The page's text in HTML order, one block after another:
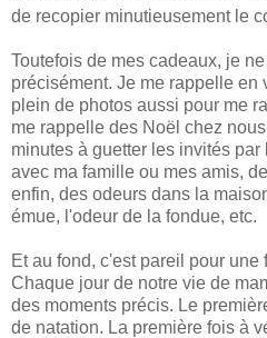
de recopier minutieusement le
Toutefois de mes cadeaux, je
précisément. Je me rappelle en
plein de photos aussi pour me
me rappelle des Noël chez
minutes à guetter les invités par
avec ma famille ou mes amis,
enfin, des odeurs dans la
émue, l'odeur de la fondue, etc.
Et au fond, c'est pareil pour
Chaque jour de notre vie de
des moments précis. Le
de natation. La première fois à